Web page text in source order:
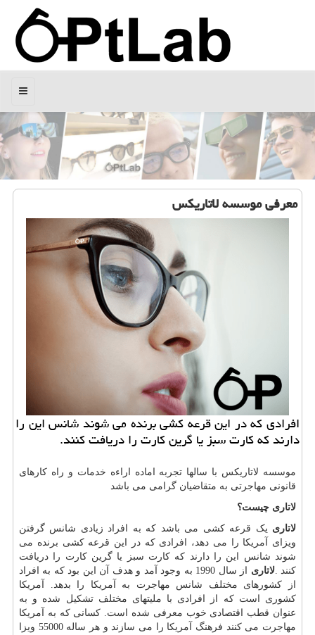
منو
معرفی موسسه لاتاریكس
افرادی كه در این قرعه كشی برنده می شوند شانس این را
دارند كه كارت سبز یا گرین كارت را دریافت كنند.
موسسه لاتاریکس با سالها تجربه اماده اراءه خدمات و راه کارهای
قانونی مهاجرتی به متقاضیان گرامی می باشد
لاتاری چیست؟
لاتاری یک قرعه کشی می باشد که به افراد زیادی شانس گرفتن
ویزای آمریکا را می دهد، افرادی که در این قرعه کشی برنده می
شوند شانس این را دارند که کارت سبز یا گرین کارت را دریافت
کنند.لاتاری
از سال 1990 به وجود آمد و هدف آن این بود که به افراد
از کشورهای مختلف شانس مهاجرت به آمریکا را بدهد. آمریکا
کشوری است که از افرادی با ملیتهای مختلف تشکیل شده و به
عنوان قطب اقتصادی خوب معرفی شده است. کسانی که به آمریکا
مهاجرت می کنند فرهنگ آمریکا را می سازند و هر ساله 55000 ویزا